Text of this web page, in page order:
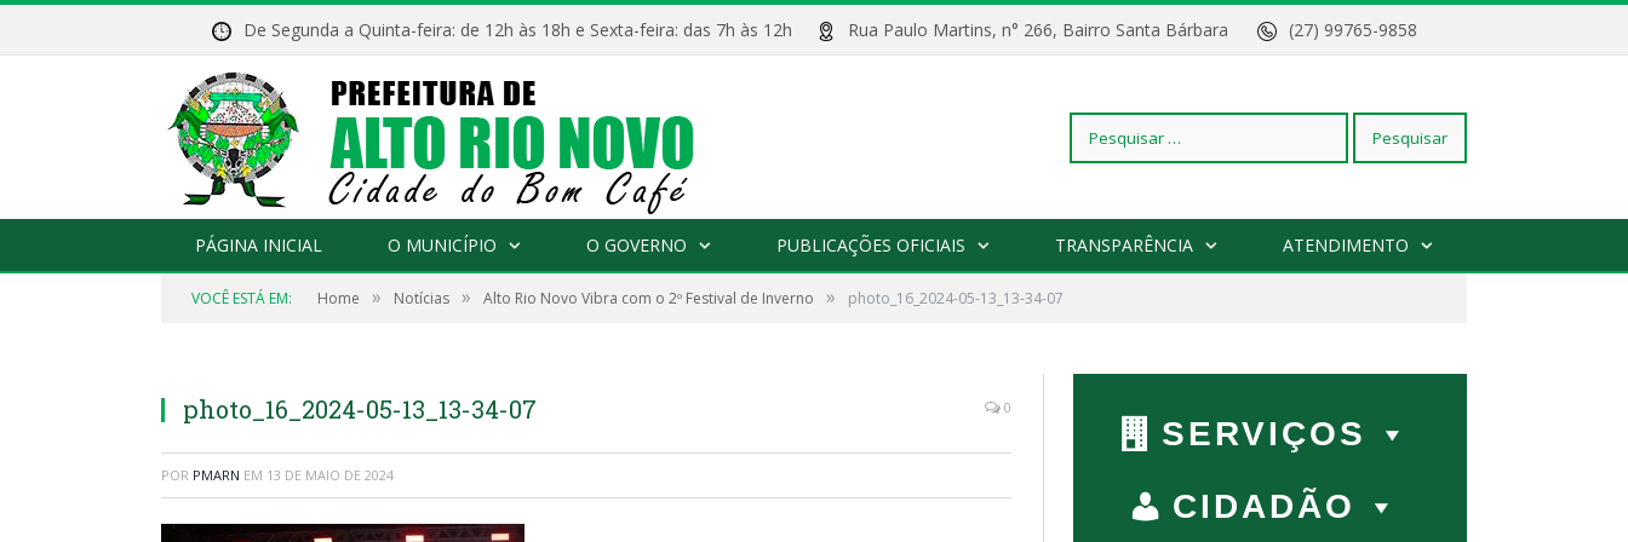
De Segunda a Quinta-feira: de 12h às 18h e Sexta-feira: das 7h às 12h Rua Paulo Martins, n° 266, Bairro Santa Bárbara (27) 99765-9858
Pesquisar
PÁGINA INICIAL O MUNICÍPIO O GOVERNO PUBLICAÇÕES OFICIAIS TRANSPARÊNCIA ATENDIMENTO
VOCÊ ESTÁ EM: Home » Notícias » Alto Rio Novo Vibra com o 2º Festival de Inverno » photo_16_2024-05-13_13-34-07
photo_16_2024-05-13_13-34-07 0
POR PMARN EM 13 DE MAIO DE 2024
SERVIÇOS
CIDADÃO